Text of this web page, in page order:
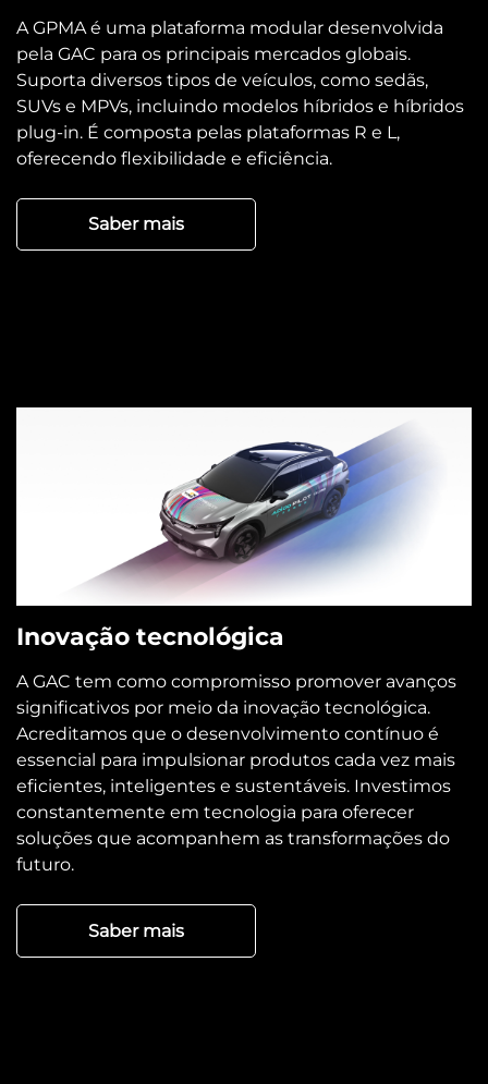
A GPMA é uma plataforma modular desenvolvida
pela GAC para os principais mercados globais.
Suporta diversos tipos de veículos, como sedãs,
SUVs e MPVs, incluindo modelos híbridos e híbridos
plug-in. É composta pelas plataformas R e L,
oferecendo flexibilidade e eficiência.
Saber mais
Inovação tecnológica
A GAC tem como compromisso promover avanços
significativos por meio da inovação tecnológica.
Acreditamos que o desenvolvimento contínuo é
essencial para impulsionar produtos cada vez mais
eficientes, inteligentes e sustentáveis. Investimos
constantemente em tecnologia para oferecer
soluções que acompanhem as transformações do
futuro.
Saber mais